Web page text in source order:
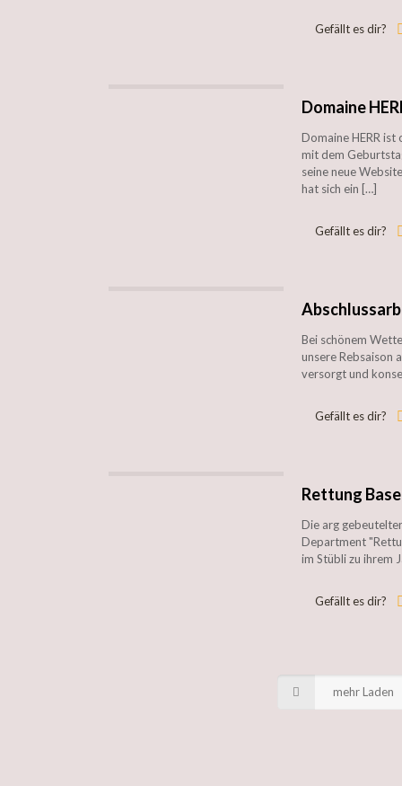
Gefällt es dir?
Domaine
Domaine HERR
mit dem
seine neue
hat sich ein […]
Gefällt es dir?
Bei schönem
unsere Rebsaison
versorgt und
Gefällt es dir?
Rettung
Die arg
Department
im Stübli zu ihrem
Gefällt es dir?
mehr Laden